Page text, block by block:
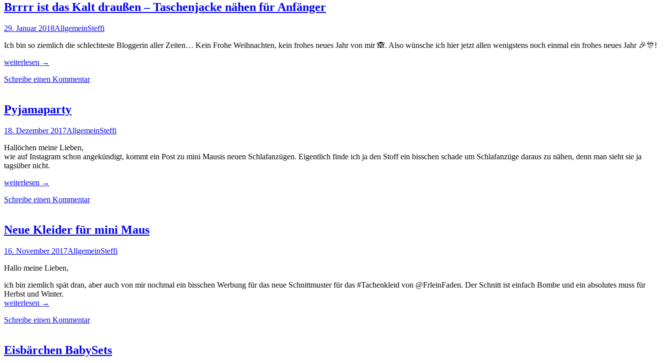
Brrrr ist das Kalt draußen – Taschenjacke nähen für Anfänger
29. Januar 2018AllgemeinSteffi
Ich bin so ziemlich die schlechteste Bloggerin aller Zeiten… Kein Frohe Weihnachten, kein frohes neues Jahr von mir 🙈. Also wünsche ich hier jetzt allen wenigstens noch einmal ein frohes neues Jahr 🎉🎊!
Brrrr
das
–
Taschenjacke
für
weiterlesen →
Schreibe einen Kommentar
Pyjamaparty
18. Dezember 2017AllgemeinSteffi
Hallöchen meine Lieben,
wie auf Instagram schon angekündigt, kommt ein Post zu mini Mausis neuen Schlafanzügen. Eigentlich finde ich ja den Stoff ein bisschen schade um Schlafanzüge daraus zu nähen, denn man sieht sie ja
tagsüber nicht.
Pyjamaparty
weiterlesen →
Schreibe einen Kommentar
Neue Kleider für mini Maus
16. November 2017AllgemeinSteffi
Hallo meine Lieben,
ich bin ziemlich spät dran, aber auch von mir nochmal ein bisschen Werbung für das neue Schnittmuster für das #Tachenkleid von @FrleinFaden. Der Schnitt ist einfach Bombe und ein absolutes muss für
Herbst und Winter.
Neue
für
weiterlesen →
Schreibe einen Kommentar
Eisbärchen BabySets